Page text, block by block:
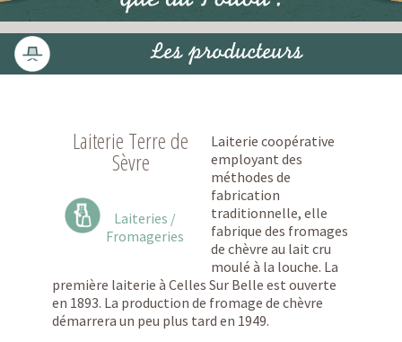
Les producteurs
Laiterie Terre de
Sèvre
Laiteries /
Fromageries
Laiterie coopérative
employant des
méthodes de
fabrication
traditionnelle, elle
fabrique des fromages
de chèvre au lait cru
moulé à la louche. La
première laiterie à Celles Sur Belle est ouverte
en 1893. La production de fromage de chèvre
démarrera un peu plus tard en 1949.